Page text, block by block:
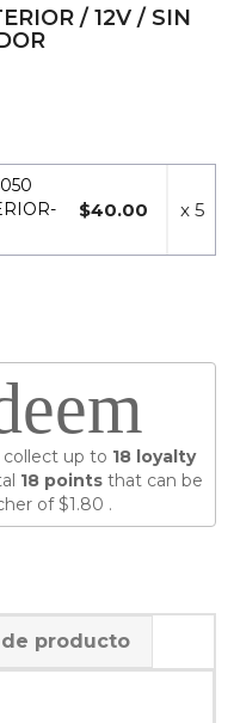
/ 12V / SIN
$40.00 x 5
up to 18loyalty
18 points that can be
of$1.80 .
producto